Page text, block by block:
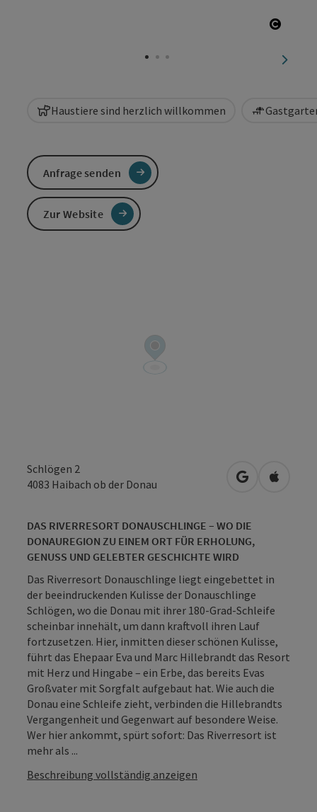
Haustiere sind herzlich willkommen
Schlögen 2
4083 Haibach ob der Donau in Google
in
DAS RIVERRESORT DONAUSCHLINGE – WO DIE
DONAUREGION ZU EINEM ORT FÜR ERHOLUNG,
GENUSS UND GELEBTER GESCHICHTE WIRD
Das Riverresort Donauschlinge liegt eingebettet in
der beeindruckenden Kulisse der Donauschlinge
Schlögen, wo die Donau mit ihrer 180-Grad-Schleife
scheinbar innehält, um dann kraftvoll ihren Lauf
fortzusetzen. Hier, inmitten dieser schönen Kulisse,
führt das Ehepaar Eva und Marc Hillebrandt das Resort
mit Herz und Hingabe – ein Erbe, das bereits Evas
Großvater mit Sorgfalt aufgebaut hat. Wie auch die
Donau eine Schleife zieht, verbinden die Hillebrandts
Vergangenheit und Gegenwart auf besondere Weise.
Wer hier ankommt, spürt sofort: Das Riverresort ist
mehr als ...
Beschreibung vollständig anzeigen
Anfrage senden
Zur Website